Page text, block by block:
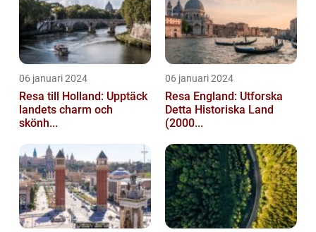
06 januari 2024
Resa till Holland: Upptäck
landets charm och
skönh...
06 januari 2024
Resa England: Utforska
Detta Historiska Land
(2000...